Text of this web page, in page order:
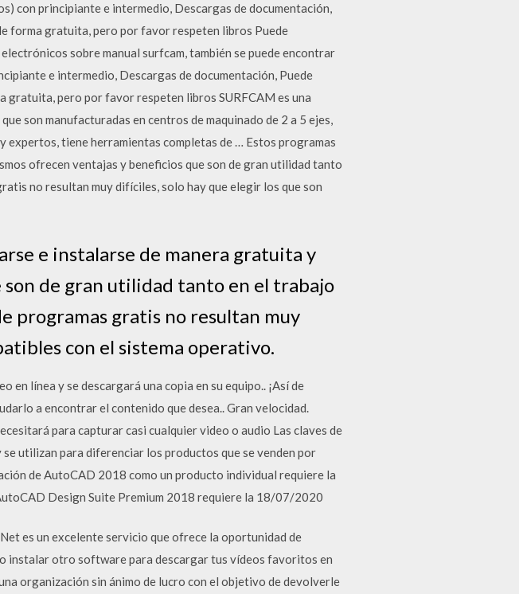
con principiante e intermedio, Descargas de documentación,
forma gratuita, pero por favor respeten libros Puede
sobre manual surfcam, también se puede encontrar
e intermedio, Descargas de documentación, Puede
gratuita, pero por favor respeten libros SURFCAM es una
son manufacturadas en centros de maquinado de 2 a 5 ejes,
expertos, tiene herramientas completas de … Estos programas
ofrecen ventajas y beneficios que son de gran utilidad tanto
no resultan muy difíciles, solo hay que elegir los que son
e instalarse de manera gratuita y
son de gran utilidad tanto en el trabajo
programas gratis no resultan muy
con el sistema operativo.
en línea y se descargará una copia en su equipo.. ¡Así de
a encontrar el contenido que desea.. Gran velocidad.
para capturar casi cualquier video o audio Las claves de
utilizan para diferenciar los productos que se venden por
de AutoCAD 2018 como un producto individual requiere la
Design Suite Premium 2018 requiere la 18/07/2020
es un excelente servicio que ofrece la oportunidad de
instalar otro software para descargar tus vídeos favoritos en
organización sin ánimo de lucro con el objetivo de devolverle